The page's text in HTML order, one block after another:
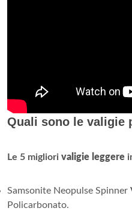
Quali sono le valigie
Le 5 migliori valigie leggere
Samsonite Neopulse Spinner
Policarbonato.